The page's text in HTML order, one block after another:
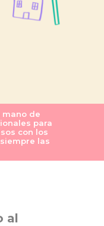
mano de
para
con los
las
al